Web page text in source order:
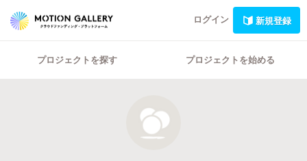
ログイン 新規登録
プロジェクトを探す プロジェクトを始める